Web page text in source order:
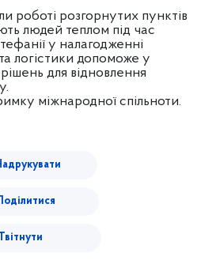
роботі розгорнутих пунктів
людей теплом під час
у налагодженні
логістики допоможе у
для відновлення
міжнародної спільноти.
Твітнути